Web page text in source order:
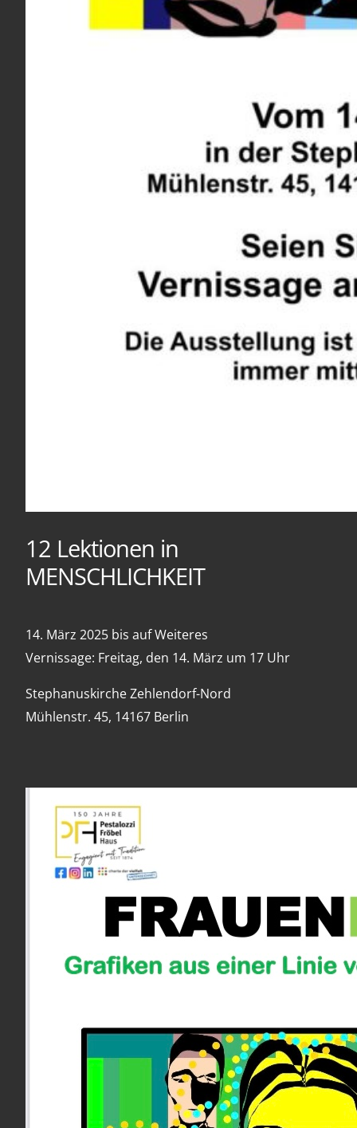
12 Lektionen in
MENSCHLICHKEIT
14. März 2025 bis auf Weiteres
Vernissage: Freitag, den 14. März um 17 Uhr
Stephanuskirche Zehlendorf-Nord
Mühlenstr. 45, 14167 Berlin